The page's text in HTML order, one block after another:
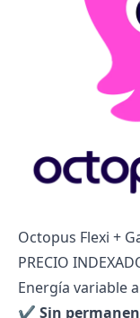
Octopus Flexi +
PRECIO
Energía variable
✔ Sin